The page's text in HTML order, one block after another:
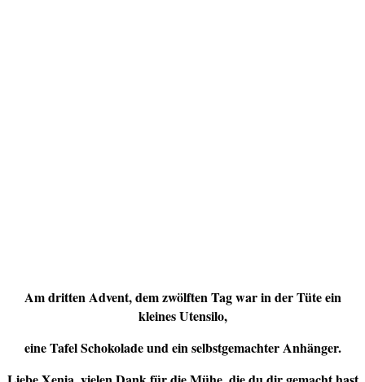
Am dritten Advent, dem zwölften Tag war in der Tüte ein
kleines Utensilo,
eine Tafel Schokolade und ein selbstgemachter Anhänger.